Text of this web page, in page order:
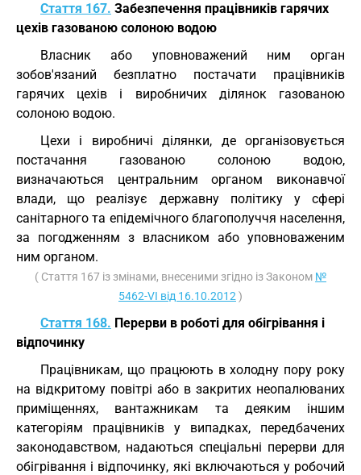
Стаття 167. Забезпечення працівників гарячих
цехів газованою солоною водою
Власник або уповноважений ним орган
зобов'язаний безплатно постачати працівників
гарячих цехів і виробничих ділянок газованою
солоною водою.
Цехи і виробничі ділянки, де організовується
постачання газованою солоною водою,
визначаються центральним органом виконавчої
влади, що реалізує державну політику у сфері
санітарного та епідемічного благополуччя населення,
за погодженням з власником або уповноваженим
ним органом.
( Стаття 167 із змінами, внесеними згідно із Законом №
5462-VI від 16.10.2012 )
Стаття 168. Перерви в роботі для обігрівання і
відпочинку
Працівникам, що працюють в холодну пору року
на відкритому повітрі або в закритих неопалюваних
приміщеннях, вантажникам та деяким іншим
категоріям працівників у випадках, передбачених
законодавством, надаються спеціальні перерви для
обігрівання і відпочинку, які включаються у робочий